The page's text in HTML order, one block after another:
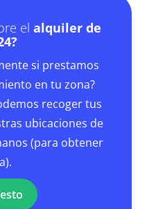
elalquiler de
si prestamos
en tu zona?
recoger tus
ubicaciones de
(para obtener